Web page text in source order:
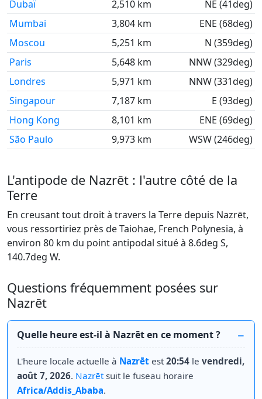
Dubaï
2,510 km
NE (41deg)
Mumbai
3,804 km
ENE (68deg)
Moscou
5,251 km
N (359deg)
Paris
5,648 km
NNW (329deg)
Londres
5,971 km
NNW (331deg)
Singapour
7,187 km
E (93deg)
Hong Kong
8,101 km
ENE (69deg)
São Paulo
9,973 km WSW (246deg)
L'antipode de Nazrēt : l'autre côté de la
Terre
En creusant tout droit à travers la Terre depuis Nazrēt,
vous ressortiriez près de Taiohae, French Polynesia, à
environ 80 km du point antipodal situé à 8.6deg S,
140.7deg W.
Questions fréquemment posées sur
Nazrēt
Quelle heure est-il à Nazrēt en ce moment ?
L'heure locale actuelle à Nazrēt est 20:54 le vendredi,
août 7, 2026. Nazrētsuit le fuseau horaire
Africa/Addis_Ababa.